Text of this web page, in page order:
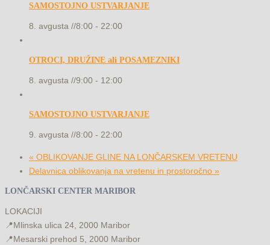
SAMOSTOJNO USTVARJANJE
8. avgusta //8:00 - 22:00
OTROCI, DRUŽINE ali POSAMEZNIKI
8. avgusta //9:00 - 12:00
SAMOSTOJNO USTVARJANJE
9. avgusta //8:00 - 22:00
« OBLIKOVANJE GLINE NA LONČARSKEM VRETENU
Delavnica oblikovanja na vretenu in prostoročno »
LONČARSKI CENTER MARIBOR
LOKACIJI
📍Mlinska ulica 24, 2000 Maribor
📍Mesarski prehod 5, 2000 Maribor